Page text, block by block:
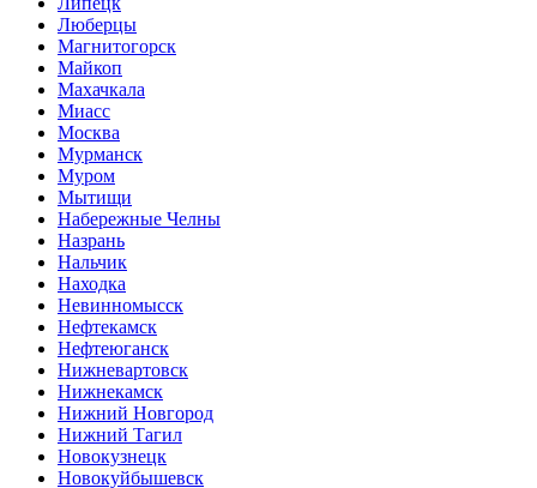
Люберцы
Магнитогорск
Майкоп
Махачкала
Миасс
Москва
Мурманск
Муром
Мытищи
Набережные Челны
Назрань
Нальчик
Находка
Невинномысск
Нефтекамск
Нефтеюганск
Нижневартовск
Нижнекамск
Нижний Новгород
Нижний Тагил
Новокузнецк
Новокуйбышевск